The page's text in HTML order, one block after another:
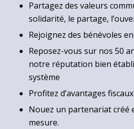
Partagez des valeurs
solidarité, le partage,
Rejoignez des bénévoles
Reposez-vous sur nos 50
notre réputation bien
système
Profitez d’avantages fiscaux.
Nouez un partenariat créé
mesure.